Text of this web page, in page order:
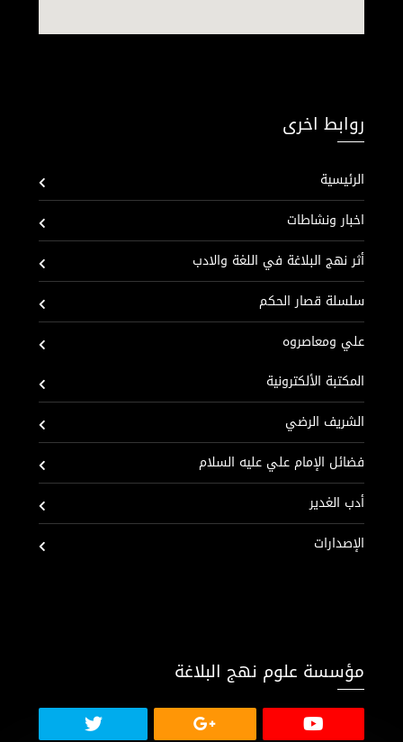
روابط اخرى
الرئيسية
اخبار ونشاطات
أثر نهج البلاغة في اللغة والادب
سلسلة قصار الحكم
علي ومعاصروه
المكتبة الألكترونية
الشريف الرضي
فضائل الإمام علي عليه السلام
أدب الغدير
الإصدارات
مؤسسة علوم نهج البلاغة